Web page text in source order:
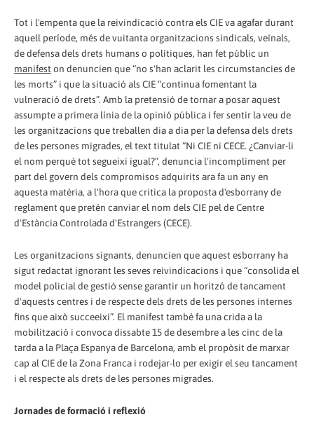
Tot i l'empenta que la reivindicació contra els CIE va agafar durant
aquell període, més de vuitanta organitzacions sindicals, veïnals,
de defensa dels drets humans o polítiques, han fet públic un
manifest on denuncien que “no s'han aclarit les circumstancies de
les morts” i que la situació als CIE “continua fomentant la
vulneració de drets”. Amb la pretensió de tornar a posar aquest
assumpte a primera línia de la opinió pública i fer sentir la veu de
les organitzacions que treballen dia a dia per la defensa dels drets
de les persones migrades, el text titulat “Ni CIE ni CECE. ¿Canviar-li
el nom perquè tot segueixi igual?”, denuncia l'incompliment per
part del govern dels compromisos adquirits ara fa un any en
aquesta matèria, a l'hora que critica la proposta d'esborrany de
reglament que pretén canviar el nom dels CIE pel de Centre
d'Estància Controlada d'Estrangers (CECE).
Les organitzacions signants, denuncien que aquest esborrany ha
sigut redactat ignorant les seves reivindicacions i que “consolida el
model policial de gestió sense garantir un horitzó de tancament
d'aquests centres i de respecte dels drets de les persones internes
fins que això succeeixi”. El manifest també fa una crida a la
mobilització i convoca dissabte 15 de desembre a les cinc de la
tarda a la Plaça Espanya de Barcelona, amb el propòsit de marxar
cap al CIE de la Zona Franca i rodejar-lo per exigir el seu tancament
i el respecte als drets de les persones migrades.
Jornades de formació i reflexió